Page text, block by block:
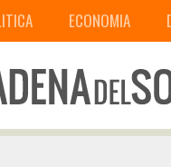
ECONOMIA